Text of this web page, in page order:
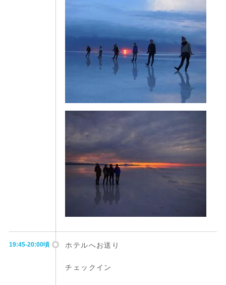
19:45-20:00頃 ホテルへお送り
チェックイン